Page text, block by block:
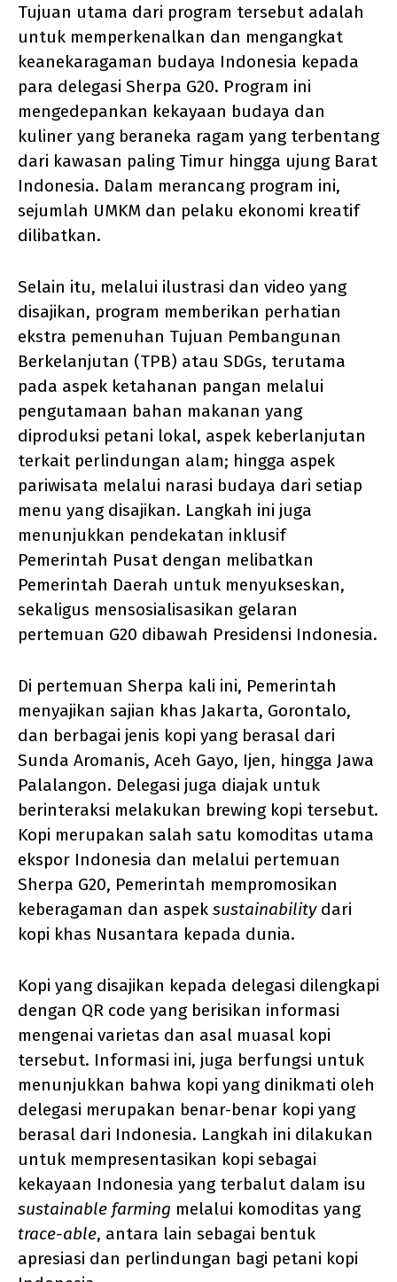
Tujuan utama dari program tersebut adalah
untuk memperkenalkan dan mengangkat
keanekaragaman budaya Indonesia kepada
para delegasi Sherpa G20. Program ini
mengedepankan kekayaan budaya dan
kuliner yang beraneka ragam yang terbentang
dari kawasan paling Timur hingga ujung Barat
Indonesia. Dalam merancang program ini,
sejumlah UMKM dan pelaku ekonomi kreatif
dilibatkan.
Selain itu, melalui ilustrasi dan video yang
disajikan, program memberikan perhatian
ekstra pemenuhan Tujuan Pembangunan
Berkelanjutan (TPB) atau SDGs, terutama
pada aspek ketahanan pangan melalui
pengutamaan bahan makanan yang
diproduksi petani lokal, aspek keberlanjutan
terkait perlindungan alam; hingga aspek
pariwisata melalui narasi budaya dari setiap
menu yang disajikan. Langkah ini juga
menunjukkan pendekatan inklusif
Pemerintah Pusat dengan melibatkan
Pemerintah Daerah untuk menyukseskan,
sekaligus mensosialisasikan gelaran
pertemuan G20 dibawah Presidensi Indonesia.
Di pertemuan Sherpa kali ini, Pemerintah
menyajikan sajian khas Jakarta, Gorontalo,
dan berbagai jenis kopi yang berasal dari
Sunda Aromanis, Aceh Gayo, Ijen, hingga Jawa
Palalangon. Delegasi juga diajak untuk
berinteraksi melakukan brewing kopi tersebut.
Kopi merupakan salah satu komoditas utama
ekspor Indonesia dan melalui pertemuan
Sherpa G20, Pemerintah mempromosikan
keberagaman dan aspek sustainability dari
kopi khas Nusantara kepada dunia.
Kopi yang disajikan kepada delegasi dilengkapi
dengan QR code yang berisikan informasi
mengenai varietas dan asal muasal kopi
tersebut. Informasi ini, juga berfungsi untuk
menunjukkan bahwa kopi yang dinikmati oleh
delegasi merupakan benar-benar kopi yang
berasal dari Indonesia. Langkah ini dilakukan
untuk mempresentasikan kopi sebagai
kekayaan Indonesia yang terbalut dalam isu
sustainable farming melalui komoditas yang
trace-able, antara lain sebagai bentuk
apresiasi dan perlindungan bagi petani kopi